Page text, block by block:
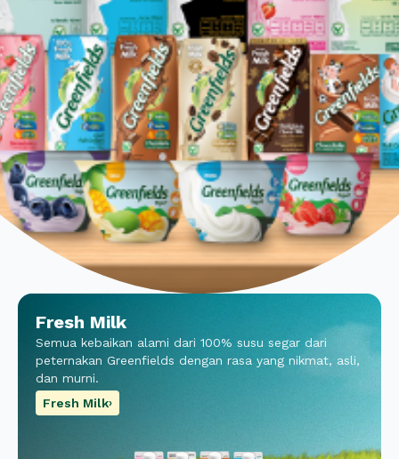
Fresh Milk
Semua kebaikan alami dari 100% susu segar dari
peternakan Greenfields dengan rasa yang nikmat, asli,
dan murni.
Fresh Milk›